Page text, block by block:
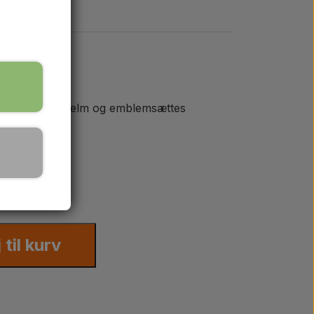
mellem hjelm og emblemsættes
til kurv